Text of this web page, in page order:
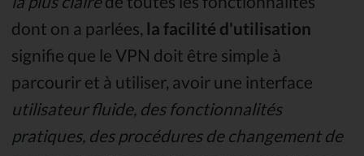
dont on a parlées, la facilité d'utilisation
signifie que le VPN doit être simple à
parcourir et à utiliser, avoir une interface
utilisateur fluide, des fonctionnalités
pratiques, des procédures de changement de